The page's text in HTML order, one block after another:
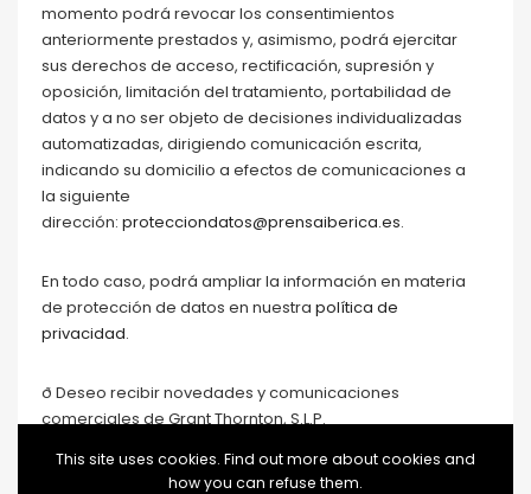
momento podrá revocar los consentimientos
anteriormente prestados y, asimismo, podrá ejercitar
sus derechos de acceso, rectificación, supresión y
oposición, limitación del tratamiento, portabilidad de
datos y a no ser objeto de decisiones individualizadas
automatizadas, dirigiendo comunicación escrita,
indicando su domicilio a efectos de comunicaciones a
la siguiente
dirección: protecciondatos@prensaiberica.es.
En todo caso, podrá ampliar la información en materia
de protección de datos en nuestra política de
privacidad.
ð Deseo recibir novedades y comunicaciones
comerciales de Grant Thornton, S.L.P.
This site uses cookies. Find out more about cookies and
how you can refuse them.